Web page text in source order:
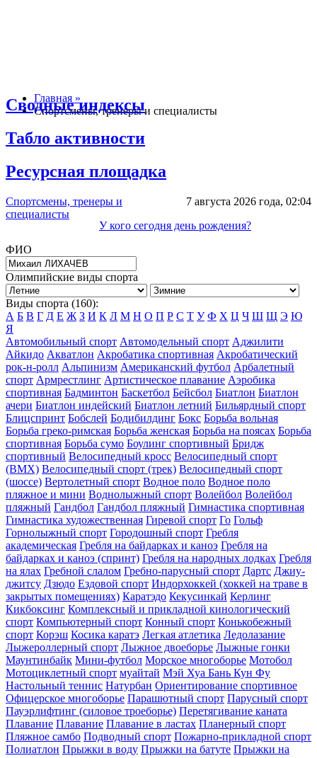
Главная »
Спортсмены, тренеры и специалисты
Сводные индексы
Табло активности
Ресурсная площадка
7 августа 2026 года, 02:04
У кого сегодня день рождения?
Спортсмены, тренеры и
специалисты
ФИО
Олимпийские виды спорта
Виды спорта (160):
А Б В Г Д Е Ж З И К Л М Н О П Р С Т У Ф Х Ц Ч Ш Щ Э Ю
Я
Автомобильный спорт Автомодельный спорт Аджилити
Айкидо Акватлон Акробатика спортивная Акробатический
рок-н-ролл Альпинизм Американский футбол Арбалетный
спорт Армрестлинг Артистическое плавание Аэробика
спортивная Бадминтон Баскетбол Бейсбол Биатлон Биатлон
ачери Биатлон индейский Биатлон летний Бильярдный спорт
Блицспринт Бобслей Бодибилдинг Бокс Борьба вольная
Борьба греко-римская Борьба женская Борьба на поясах Борьба
спортивная Борьба сумо Боулинг спортивный Бридж
спортивный Велосипедный кросс Велосипедный спорт
(BMX) Велосипедный спорт (трек) Велосипедный спорт
(шоссе) Вертолетный спорт Водное поло Водное поло
пляжное и мини Воднолыжный спорт Волейбол Волейбол
пляжный Гандбол Гандбол пляжный Гимнастика спортивная
Гимнастика художественная Гиревой спорт Го Гольф
Горнолыжный спорт Городошный спорт Гребля
академическая Гребля на байдарках и каноэ Гребля на
байдарках и каноэ (спринт) Гребля на народных лодках Гребля
на ялах Гребной слалом Гребно-парусный спорт Дартс Джиу-
джитсу Дзюдо Ездовой спорт Индорхоккей (хоккей на траве в
закрытых помещениях) Каратэдо Кекусинкай Керлинг
Кикбоксинг Комплексный и прикладной кинологический
спорт Компьютерный спорт Конный спорт Конькобежный
спорт Корэш Косика каратэ Легкая атлетика Ледолазание
Лыжероллерный спорт Лыжное двоеборье Лыжные гонки
Маунтинбайк Мини-футбол Морское многоборье Мотобол
Мотоциклетный спорт муайтай Мэй Хуа Бань Кун Фу
Настольный теннис Натурбан Ориентирование cпортивное
Офицерское многоборье Парашютный спорт Парусный спорт
Пауэрлифтинг (силовое троеборье) Перетягивание каната
Плавание Плавание Плавание в ластах Планерный спорт
Пляжное самбо Подводный спорт Пожарно-прикладной спорт
Полиатлон Прыжки в воду Прыжки на батуте Прыжки на